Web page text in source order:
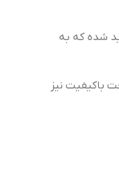
شده که به
باکیفیت نیز